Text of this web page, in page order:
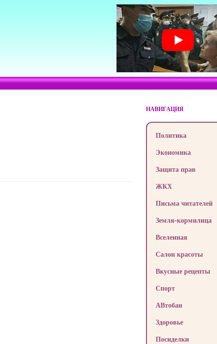
НАВИГАЦИЯ
Политика
Экономика
Защита прав
ЖКХ
Письма читателей
Земля-кормилица
Вселенная
Салон красоты
Вкусные рецепты
Спорт
АВтобан
Здоровье
Посиделки